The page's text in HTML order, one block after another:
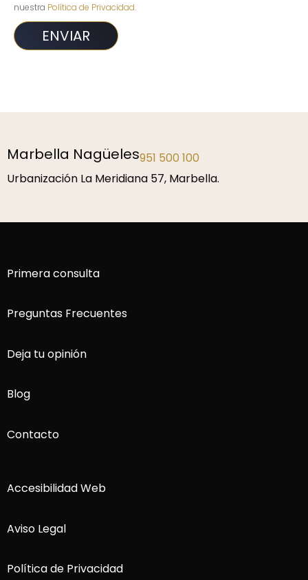
nuestra Política de Privacidad.
Marbella Nagüeles951 500 100
Urbanización La Meridiana 57, Marbella.
Primera consulta
Preguntas Frecuentes
Deja tu opinión
Blog
Contacto
Accesibilidad Web
Aviso Legal
Política de Privacidad